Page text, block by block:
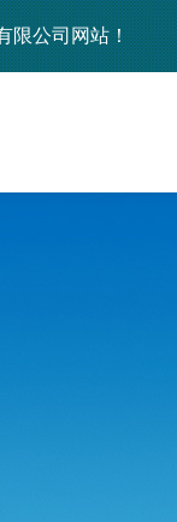
限公司网站！